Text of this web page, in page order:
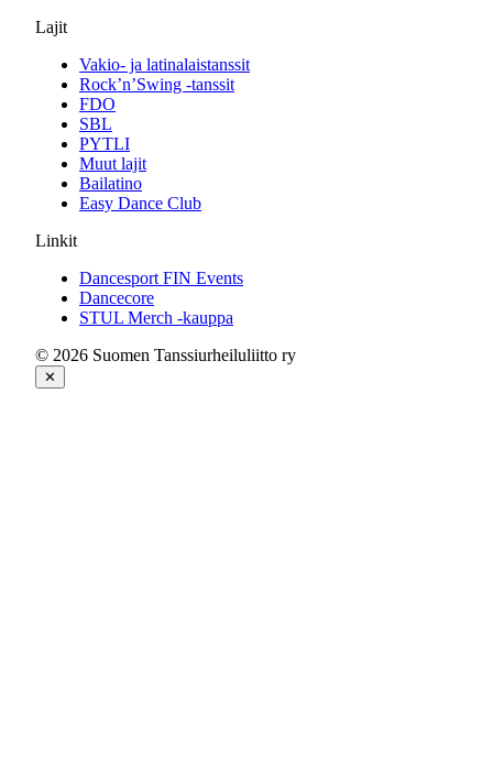
Lajit
Vakio- ja latinalaistanssit
Rock’n’Swing -tanssit
FDO
SBL
PYTLI
Muut lajit
Bailatino
Easy Dance Club
Linkit
Dancesport FIN Events
Dancecore
STUL Merch -kauppa
© 2026 Suomen Tanssiurheiluliitto ry
✕